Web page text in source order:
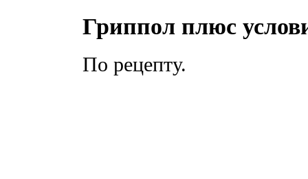
Гриппол плюс
По рецепту.